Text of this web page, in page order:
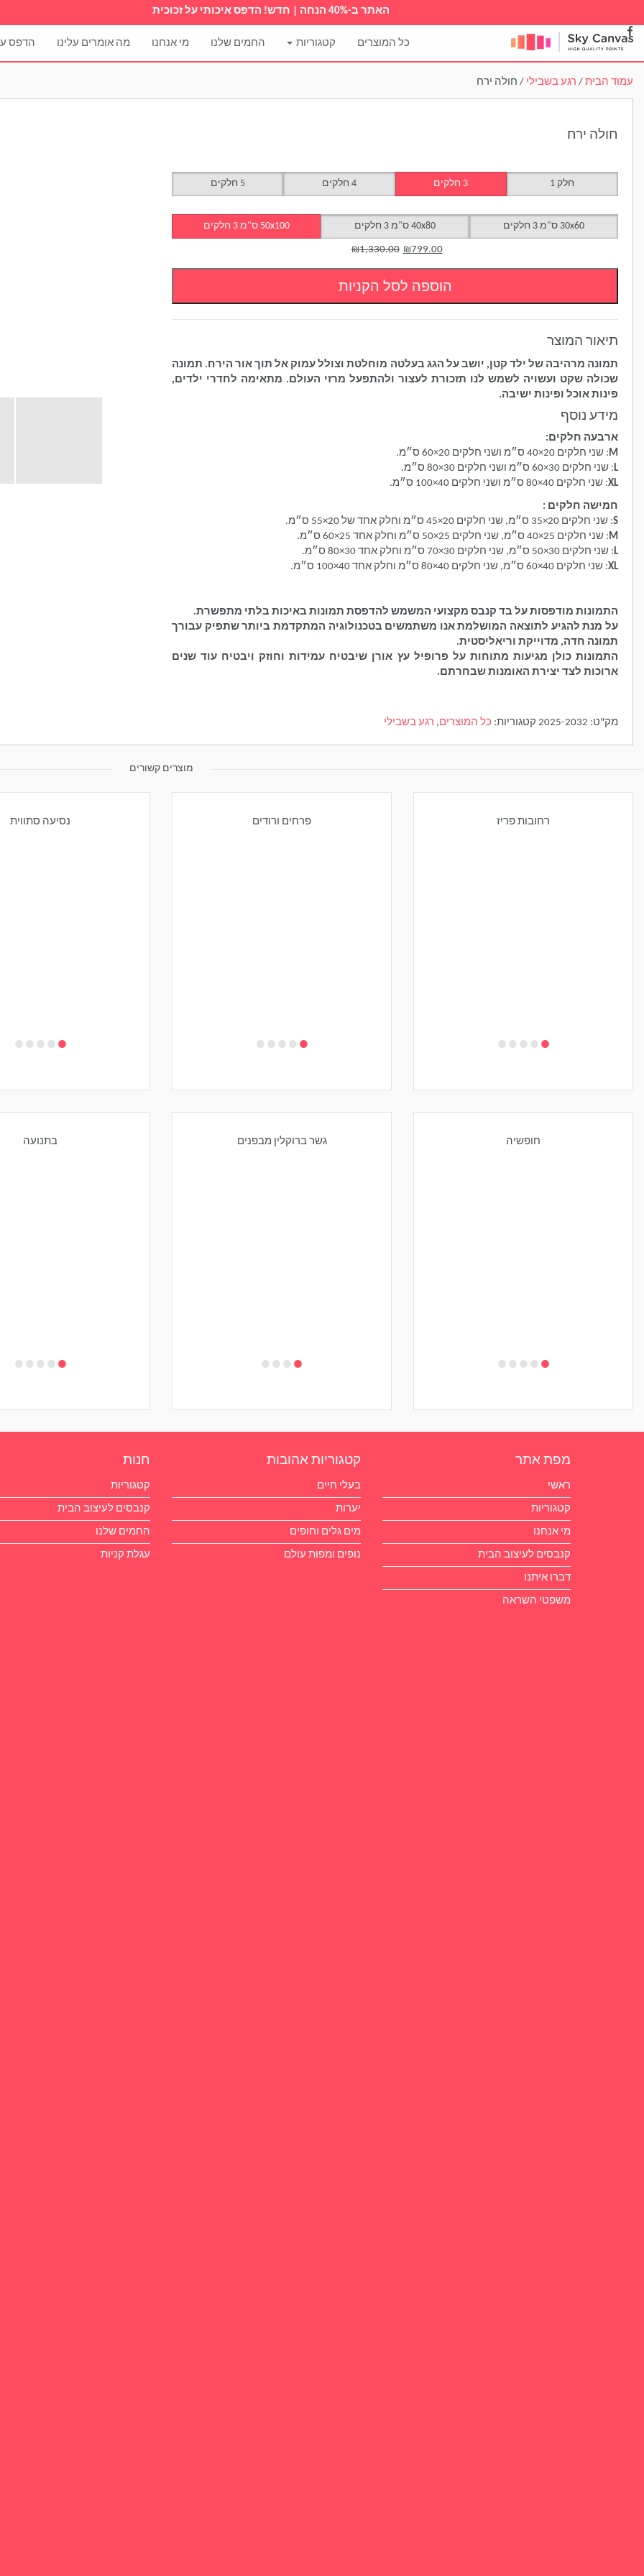
כל האתר ב-40% הנחה | חדש! הדפס איכותי על זכוכית
כל המוצרים
קטגוריות החמים שלנו מי אנחנו מה אומרים עלינו הדפס
עמוד הבית / רגע בשבילי / חולה ירח
חולה ירח
חלק 1 3 חלקים 4 חלקים 5 חלקים
30x60 ס"מ 3 חלקים 40x80 ס"מ 3 חלקים 50x100 ס"מ 3 חלקים
₪1,330.00 ₪799.00
הוספה לסל הקניות
תיאור המוצר
תמונה מרהיבה של ילד קטן, יושב על הגג בעלטה מוחלטת וצולל עמוק אל תוך אור הירח. תמונה
שכולה שקט ועשויה לשמש לנו תזכורת לעצור ולהתפעל מרזי העולם. מתאימה לחדרי ילדים,
פינות אוכל ופינות ישיבה.
מידע נוסף
ארבעה חלקים:
M: שני חלקים 20×40 ס״מ ושני חלקים 20×60 ס״מ.
L: שני חלקים 30×60 ס״מ ושני חלקים 30×80 ס״מ.
XL: שני חלקים 40×80 ס״מ ושני חלקים 40×100 ס״מ.
חמישה חלקים :
S: שני חלקים 20×35 ס״מ, שני חלקים 20×45 ס״מ וחלק אחד של 20×55 ס״מ.
M : שני חלקים 25×40 ס״מ, שני חלקים 25×50 ס״מ וחלק אחד 25×60 ס״מ.
L : שני חלקים 30×50 ס״מ, שני חלקים 30×70 ס״מ וחלק אחד 30×80 ס״מ.
XL: שני חלקים 40×60 ס״מ, שני חלקים 40×80 ס״מ וחלק אחד 40×100 ס״מ.
התמונות מודפסות על בד קנבס מקצועי המשמש להדפסת תמונות באיכות בלתי מתפשרת.
על מנת להגיע לתוצאה המושלמת אנו משתמשים בטכנולוגיה המתקדמת ביותר שתפיק עבורך
תמונה חדה, מדוייקת וריאליסטית.
התמונות כולן מגיעות מתוחות על פרופיל עץ אורן שיבטיח עמידות וחוזק ויבטיח עוד שנים
ארוכות לצד יצירת האומנות שבחרתם.
מק"ט: 2025-2032 קטגוריות: כל המוצרים, רגע בשבילי
מוצרים קשורים
רחובות פריז
•
•
•
•
•
פרחים ורודים
•
•
•
•
•
נסיעה סתווית
•
•
•
•
•
חופשיה
•
•
•
•
•
גשר ברוקלין מבפנים
•
•
•
•
בתנועה
•
•
•
•
•
מפת אתר
ראשי
קטגוריות
מי אנחנו
קנבסים לעיצוב הבית
דברו איתנו
משפטי השראה
קטגוריות אהובות
בעלי חיים
יערות
מים גלים וחופים
נופים ומפות עולם
חנות
קטגוריות
קנבסים לעיצוב הבית
החמים שלנו
עגלת קניות